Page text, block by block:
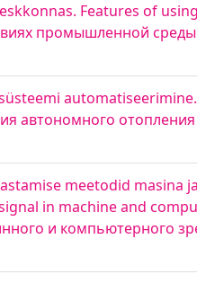
Features of
промышленной среды
автономного
meetodid masina
in machine and
и компьютерного